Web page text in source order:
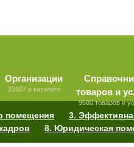
Организации
33607 в каталоге
товаров и
9580 товаров и
помещения
3.
8. Юридическая